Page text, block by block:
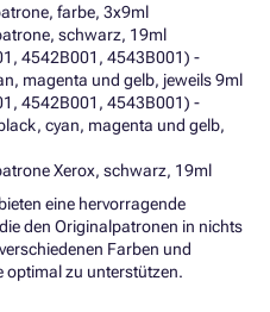
farbe, 3x9ml
schwarz, 19ml
4542B001, 4543B001) -
magenta und gelb, jeweils 9ml
4542B001, 4543B001) -
cyan, magenta und gelb,
Xerox, schwarz, 19ml
eine hervorragende
den Originalpatronen in nichts
Farben und
optimal zu unterstützen.